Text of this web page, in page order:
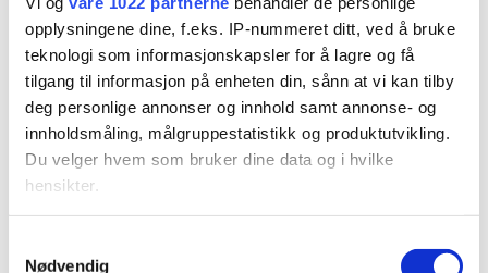
opplysningene dine, f.eks. IP-nummeret ditt, ved å bruke
teknologi som informasjonskapsler for å lagre og få
tilgang til informasjon på enheten din, sånn at vi kan tilby
deg personlige annonser og innhold samt annonse- og
innholdsmåling, målgruppestatistikk og produktutvikling.
Du velger hvem som bruker dine data og i hvilke
hensikter.
Innhente informasjon om den geografiske
Nødvendig
være å sykmelde
PLUS